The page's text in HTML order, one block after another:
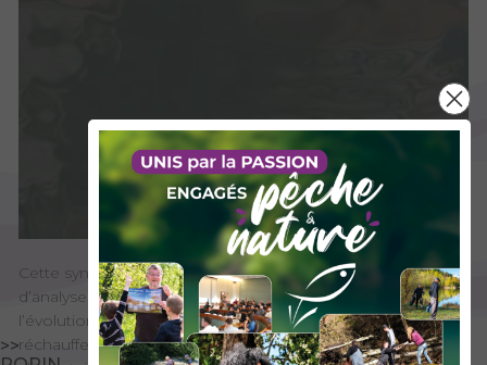
>>
Cette synthèse revient sur plusieurs années de suivis,
d’analyses et d’expertises pour mieux comprendre
l’évolution du lavaret : ralentissement de croissance,
réchauffement du lac, baisse du zooplancton, concurrence